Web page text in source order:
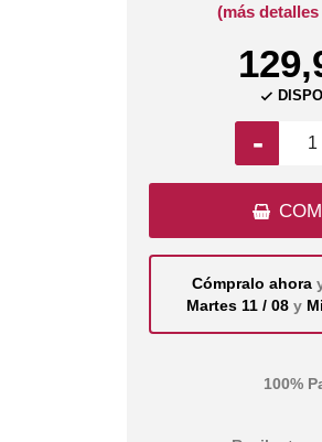
(más

-
Cómpralo ahora
Martes 11 / 08 y
100%